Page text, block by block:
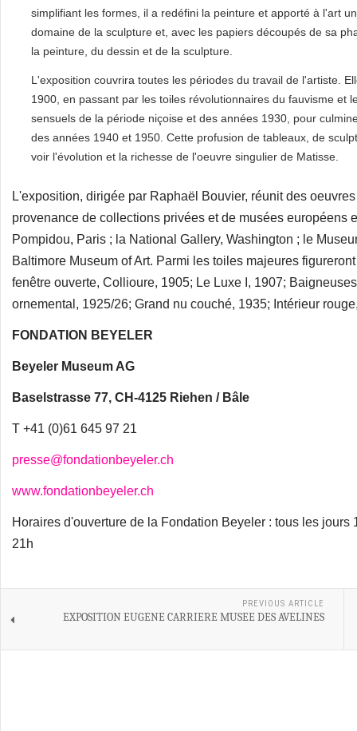
simplifiant les formes, il a redéfini la peinture et apporté à l'art
domaine de la sculpture et, avec les papiers découpés de sa
la peinture, du dessin et de la sculpture.
L'exposition couvrira toutes les périodes du travail de l'artiste.
1900, en passant par les toiles révolutionnaires du fauvisme et
sensuels de la période niçoise et des années 1930, pour
des années 1940 et 1950. Cette profusion de tableaux, de
voir l'évolution et la richesse de l'oeuvre singulier de Matisse.
L'exposition, dirigée par Raphaël Bouvier, réunit des
provenance de collections privées et de musées européens
Pompidou, Paris ; la National Gallery, Washington ; le
Baltimore Museum of Art. Parmi les toiles majeures
fenêtre ouverte, Collioure, 1905; Le Luxe I, 1907;
ornemental, 1925/26; Grand nu couché, 1935; Intérieur
FONDATION BEYELER
Beyeler Museum AG
Baselstrasse 77, CH-4125 Riehen / Bâle
T +41 (0)61 645 97 21
presse@fondationbeyeler.ch
www.fondationbeyeler.ch
Horaires d'ouverture de la Fondation Beyeler : tous les
21h
PREVIOUS ARTICLE
EXPOSITION EUGENE CARRIERE MUSEE DES AVELINES